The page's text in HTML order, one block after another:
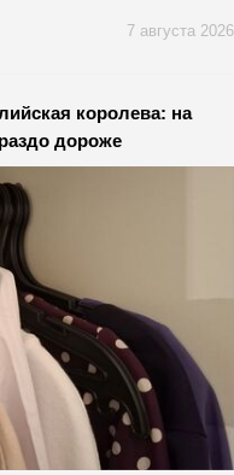
7 августа 2026
королева: на
дороже